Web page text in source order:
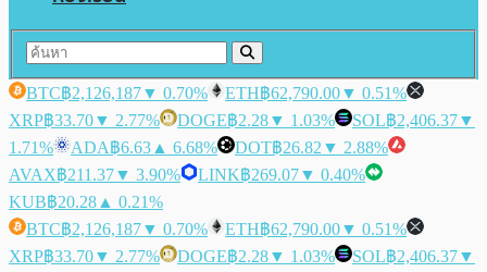
BTC฿2,126,187▼ 0.70% ETH฿62,790.00▼ 0.51%
XRP฿33.70▼ 2.77% DOGE฿2.28▼ 1.03% SOL฿2,406.37▼
1.71%
ADA฿6.63 ▲ 6.68% DOT฿26.82 ▼ 2.88%
AVAX฿211.37▼ 3.90% LINK฿269.07▼ 0.40%
KUB฿20.28 ▲ 0.21%
BTC฿2,126,187▼ 0.70% ETH฿62,790.00▼ 0.51%
XRP฿33.70▼ 2.77% DOGE฿2.28▼ 1.03% SOL฿2,406.37▼